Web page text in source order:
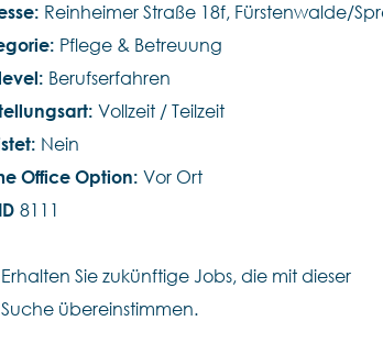
Reinheimer Straße 18f, Fürstenwalde/
Pflege & Betreuung
Berufserfahren
Vollzeit / Teilzeit
Nein
Vor Ort
8111
Erhalten Sie zukünftige Jobs, die mit dieser
Suche übereinstimmen.